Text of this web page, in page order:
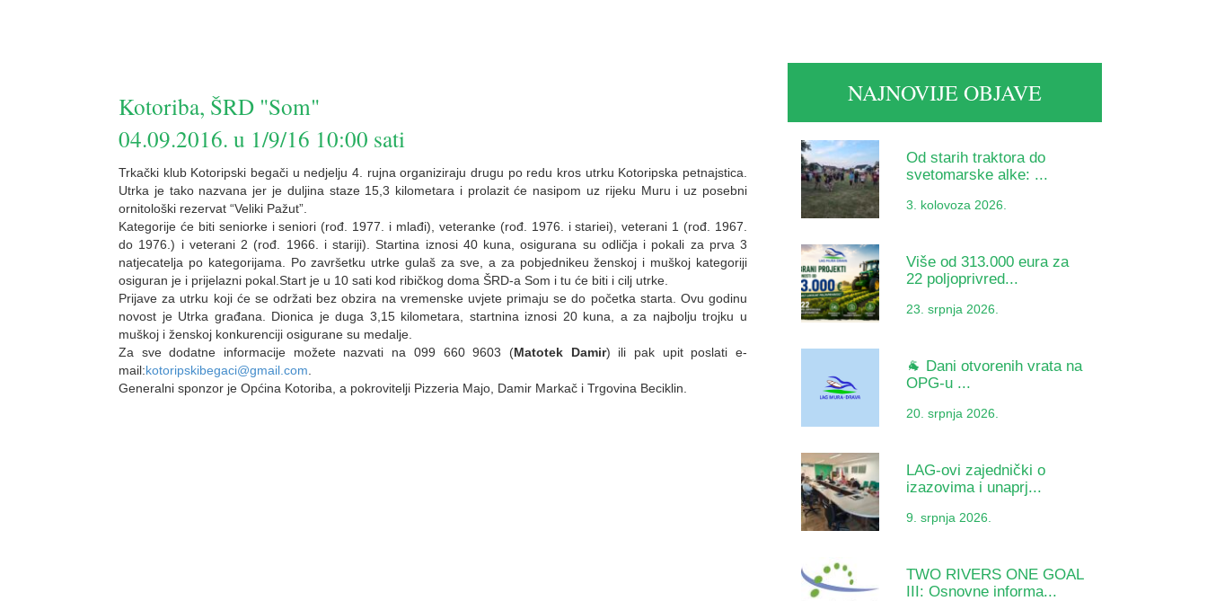
Kotoriba, ŠRD "Som"
04.09.2016. u 1/9/16 10:00 sati
Trkački klub Kotoripski begači u nedjelju 4. rujna organiziraju drugu po redu kros utrku Kotoripska petnajstica.
Utrka je tako nazvana jer je duljina staze 15,3 kilometara i prolazit će nasipom uz rijeku Muru i uz posebni
ornitološki rezervat “Veliki Pažut”.
Kategorije će biti seniorke i seniori (rođ. 1977. i mlađi), veteranke (rođ. 1976. i stariei), veterani 1 (rođ. 1967.
do 1976.) i veterani 2 (rođ. 1966. i stariji). Startina iznosi 40 kuna, osigurana su odličja i pokali za prva 3
natjecatelja po kategorijama. Po završetku utrke gulaš za sve, a za pobjednikeu ženskoj i muškoj kategoriji
osiguran je i prijelazni pokal.Start je u 10 sati kod ribičkog doma ŠRD-a Som i tu će biti i cilj utrke.
Prijave za utrku koji će se održati bez obzira na vremenske uvjete primaju se do početka starta. Ovu godinu
novost je Utrka građana. Dionica je duga 3,15 kilometara, startnina iznosi 20 kuna, a za najbolju trojku u
muškoj i ženskoj konkurenciji osigurane su medalje.
Za sve dodatne informacije možete nazvati na 099 660 9603 (Matotek Damir) ili pak upit poslati e-
mail:kotoripskibegaci@gmail.com
Generalni sponzor je Općina Kotoriba, a pokrovitelji Pizzeria Majo, Damir Markač i Trgovina Beciklin.
NAJNOVIJE OBJAVE
Od starih traktora do
svetomarske alke: ...
3. kolovoza 2026.
Više od 313.000 eura za
22 poljoprivred...
23. srpnja 2026.
🐐 Dani otvorenih vrata na
OPG-u ...
20. srpnja 2026.
LAG-ovi zajednički o
izazovima i unaprj...
9. srpnja 2026.
TWO RIVERS ONE GOAL
III: Osnovne informa...